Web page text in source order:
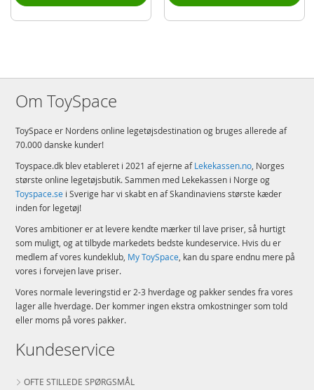
Om ToySpace
ToySpace er Nordens online legetøjsdestination og bruges allerede af
70.000 danske kunder!
Toyspace.dk blev etableret i 2021 af ejerne afLekekassen.no, Norges
største online legetøjsbutik. Sammen med Lekekassen i Norge og
Toyspace.se i Sverige har vi skabt en af Skandinaviens største kæder
inden for legetøj!
Vores ambitioner er at levere kendte mærker til lave priser, så hurtigt
som muligt, og at tilbyde markedets bedste kundeservice. Hvis du er
medlem af vores kundeklub, My ToySpace, kan du spare endnu mere på
vores i forvejen lave priser.
Vores normale leveringstid er 2-3 hverdage og pakker sendes fra vores
lager alle hverdage. Der kommer ingen ekstra omkostninger som told
eller moms på vores pakker.
Kundeservice
OFTE STILLEDE SPØRGSMÅL